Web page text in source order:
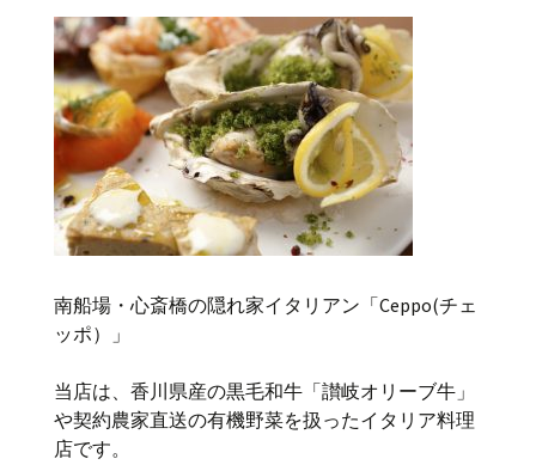
南船場・心斎橋の隠れ家イタリアン「Ceppo(チェ
ッポ）」
当店は、香川県産の黒毛和牛「讃岐オリーブ牛」
や契約農家直送の有機野菜を扱ったイタリア料理
店です。